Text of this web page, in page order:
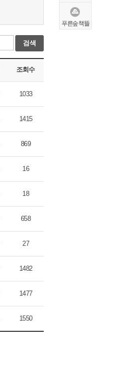
검색
조회수
1033
1415
869
16
18
658
27
1482
1477
1550
푸른숲 책뜰